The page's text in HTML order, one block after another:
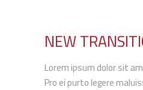
NEW
Lorem ipsum dolor sit
Pro ei purto legere